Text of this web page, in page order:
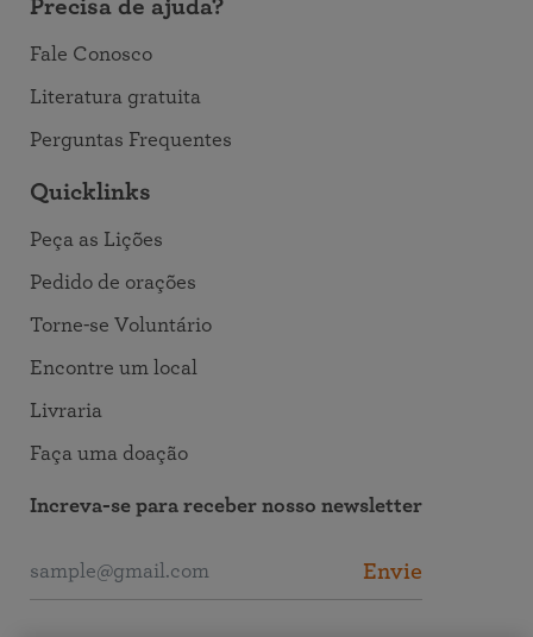
Precisa de ajuda?
Fale Conosco
Literatura gratuita
Perguntas Frequentes
Quicklinks
Peça as Lições
Pedido de orações
Torne-se Voluntário
Encontre um local
Livraria
Faça uma doação
Increva-se para receber nosso newsletter
Envie